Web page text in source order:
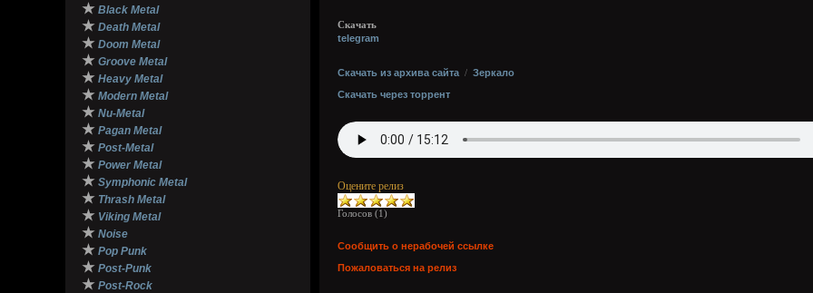
★ Black Metal
★ Death Metal
★ Doom Metal
★ Groove Metal
★ Heavy Metal
★ Modern Metal
★ Nu-Metal
★ Pagan Metal
★ Post-Metal
★ Power Metal
★ Symphonic Metal
★ Thrash Metal
★ Viking Metal
★ Noise
★ Pop Punk
★ Post-Punk
★ Post-Rock
Скачать
telegram
Скачать из архива сайта / Зеркало
Скачать через торрент
Оцените релиз
Голосов (1)
Сообщить о нерабочей ссылке
Пожаловаться на релиз